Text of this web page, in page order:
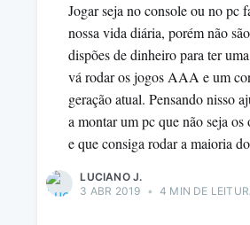
Jogar seja no console ou no pc
nossa vida diária, porém não
dispões de dinheiro para ter
vá rodar os jogos AAA e um
geração atual. Pensando nisso
a montar um pc que não seja os
e que consiga rodar a maioria
LUCIANO J.
3 ABR 2019 • 4 MIN DE